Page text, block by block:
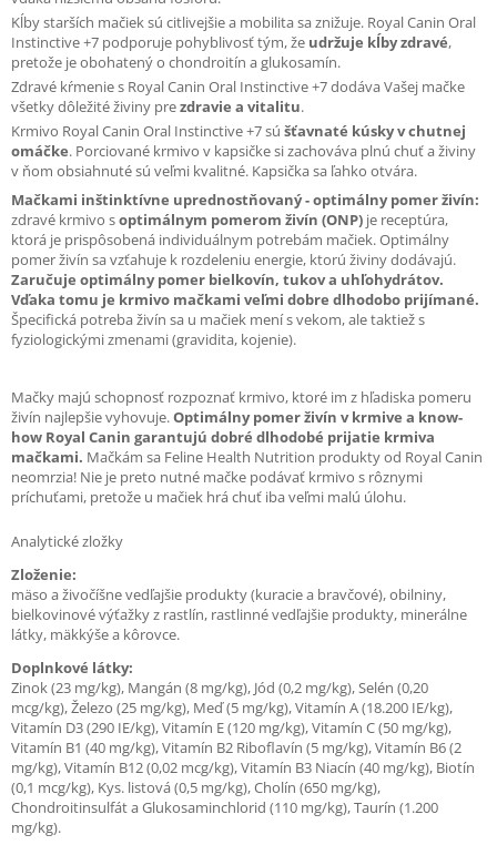
Kĺby starších mačiek sú citlivejšie a mobilita sa znižuje. Royal Canin Oral
Instinctive +7 podporuje pohyblivosť tým, že udržuje kĺby zdravé,
pretože je obohatený o chondroitín a glukosamín.
Zdravé kŕmenie s Royal Canin Oral Instinctive +7 dodáva Vašej mačke
všetky dôležité živiny prezdravie a vitalitu.
Krmivo Royal Canin Oral Instinctive +7 sú šťavnaté kúsky v chutnej
omáčke. Porciované krmivo v kapsičke si zachováva plnú chuť a živiny
v ňom obsiahnuté sú veľmi kvalitné. Kapsička sa ľahko otvára.
Mačkami inštinktívne uprednostňovaný - optimálny pomer živín:
zdravé krmivo soptimálnym pomerom živín (ONP) je receptúra,
ktorá je prispôsobená individuálnym potrebám mačiek. Optimálny
pomer živín sa vzťahuje k rozdeleniu energie, ktorú živiny dodávajú.
Zaručuje optimálny pomer bielkovín, tukov a uhľohydrátov.
Vďaka tomu je krmivo mačkami veľmi dobre dlhodobo prijímané.
Špecifická potreba živín sa u mačiek mení s vekom, ale taktiež s
fyziologickými zmenami (gravidita, kojenie).
Mačky majú schopnosť rozpoznať krmivo, ktoré im z hľadiska pomeru
živín najlepšie vyhovuje.Optimálny pomer živín v krmive a know-
how Royal Canin garantujú dobré dlhodobé prijatie krmiva
mačkami. Mačkám sa Feline Health Nutrition produkty od Royal Canin
neomrzia! Nie je preto nutné mačke podávať krmivo s rôznymi
príchuťami, pretože u mačiek hrá chuť iba veľmi malú úlohu.
Analytické zložky
Zloženie:
mäso a živočíšne vedľajšie produkty (kuracie a bravčové), obilniny,
bielkovinové výťažky z rastlín, rastlinné vedľajšie produkty, minerálne
látky, mäkkýše a kôrovce.
Doplnkové látky:
Zinok (23 mg/kg), Mangán (8 mg/kg), Jód (0,2 mg/kg), Selén (0,20
mcg/kg), Železo (25 mg/kg), Meď (5 mg/kg), Vitamín A (18.200 IE/kg),
Vitamín D3 (290 IE/kg), Vitamín E (120 mg/kg), Vitamín C (50 mg/kg),
Vitamín B1 (40 mg/kg), Vitamín B2 Riboflavín (5 mg/kg), Vitamín B6 (2
mg/kg), Vitamín B12 (0,02 mcg/kg), Vitamín B3 Niacín (40 mg/kg), Biotín
(0,1 mcg/kg), Kys. listová (0,5 mg/kg), Cholín (650 mg/kg),
Chondroitinsulfát a Glukosaminchlorid (110 mg/kg), Taurín (1.200
mg/kg).